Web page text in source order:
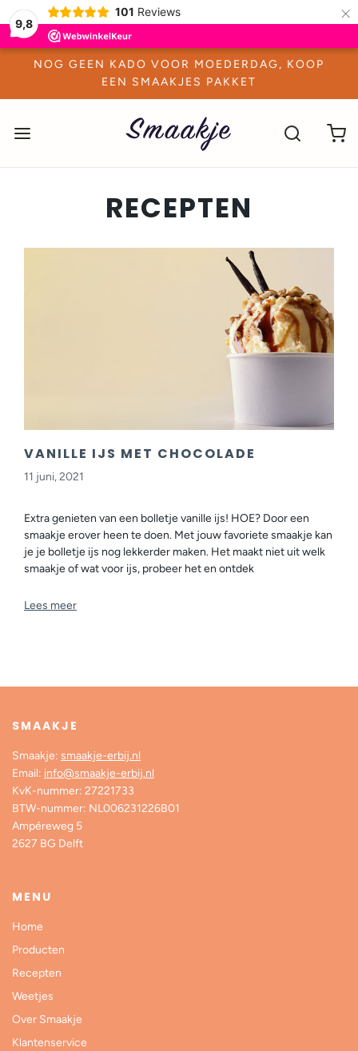
9,8
101 Reviews ×
NOG GEEN KADO VOOR MOEDERDAG, KOOP
EEN SMAAKJES PAKKET
RECEPTEN
VANILLE IJS MET CHOCOLADE
11 juni, 2021
Extra genieten van een bolletje vanille ijs! HOE? Door een
smaakje erover heen te doen. Met jouw favoriete smaakje kan
je je bolletje ijs nog lekkerder maken. Het maakt niet uit welk
smaakje of wat voor ijs, probeer het en ontdek
Lees meer
SMAAKJE
Smaakje: smaakje-erbij.nl
Email: info@smaakje-erbij.nl
KvK-nummer: 27221733
BTW-nummer: NL006231226B01
Ampéreweg 5
2627 BG Delft
MENU
Home
Producten
Recepten
Weetjes
Over Smaakje
Klantenservice